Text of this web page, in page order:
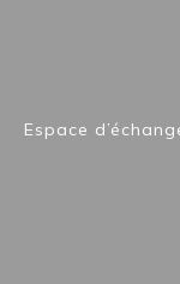
Espace